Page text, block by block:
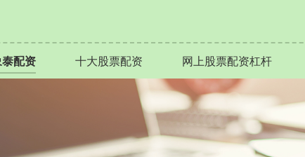
配资 十大股票配资 网上股票配资杠杆